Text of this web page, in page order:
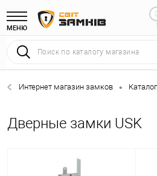
МЕНЮ
Интернет магазин замков •
Дверные замки USK